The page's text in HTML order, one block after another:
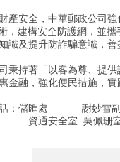
產安全，中華郵政公司
，建構安全防護網，並
識及提升防詐騙意識，
秉持著「以客為尊、提
金融，強化便民措施，
：儲匯處
謝妙雪副
室 吳佩珊室主任